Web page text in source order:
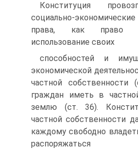
Конституция
социально-
права, как право
использование своих
способностей и
экономической
частной
граждан иметь в
землю (ст. 36).
частной собственности
каждому свободно
распоряжаться